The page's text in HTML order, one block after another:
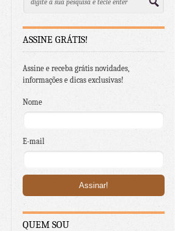
ASSINE GRÁTIS!
Assine e receba grátis novidades,
informações e dicas exclusivas!
Nome
E-mail
QUEM SOU